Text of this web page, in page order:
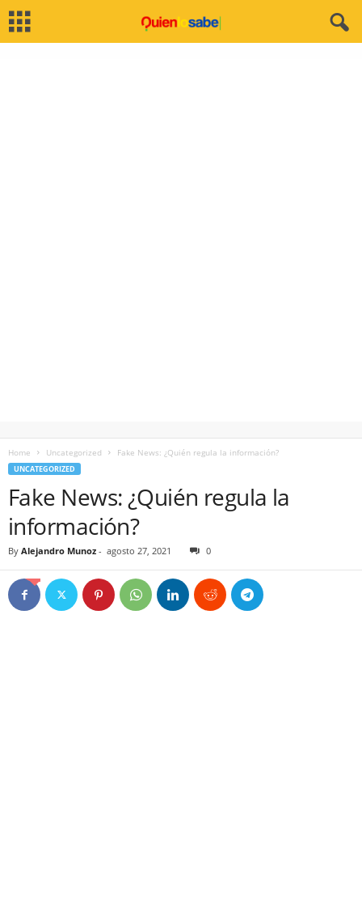
Home Uncategorized Fake News: ¿Quién regula la información?
UNCATEGORIZED
Fake News: ¿Quién regula la
información?
By Alejandro Munoz - agosto 27, 2021 0